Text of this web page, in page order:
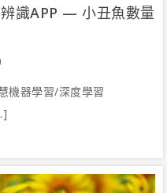
識APP — 小丑魚數量
機器學習/深度學習